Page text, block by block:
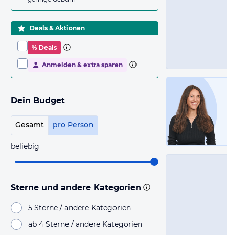
Deals & Aktionen
% Deals
Anmelden & extra sparen
Dein Budget
Gesamt pro Person
beliebig
Sterne und andere Kategorien
5 Sterne / andere Kategorien
ab 4 Sterne / andere Kategorien